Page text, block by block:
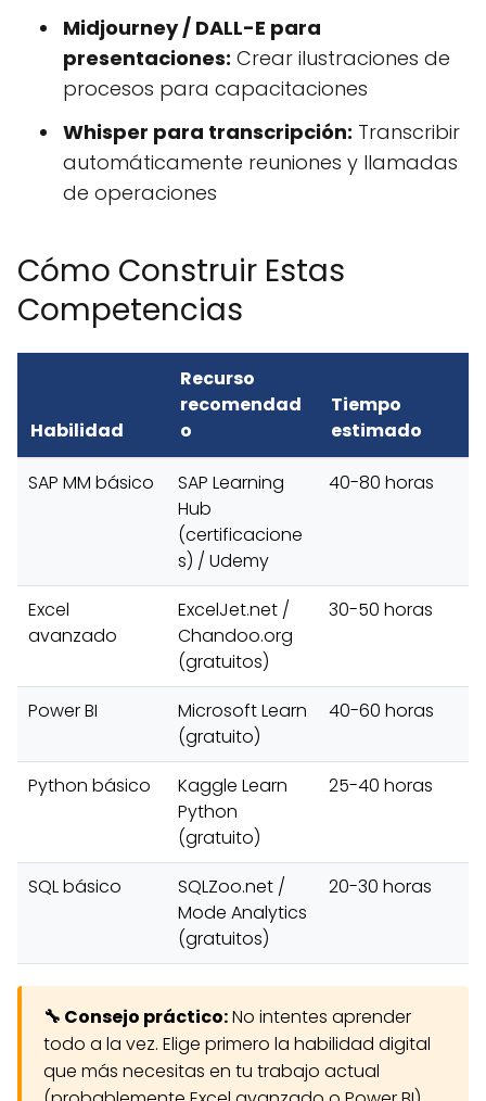
Midjourney / DALL-E para
presentaciones: Crear ilustraciones de
procesos para capacitaciones
Whisper para transcripción: Transcribir
automáticamente reuniones y llamadas
de operaciones
Cómo Construir Estas
Competencias
Habilidad
Recurso
recomendad
o
Tiempo
estimado
SAP MM básico
SAP Learning
Hub
(certificacione
s) / Udemy
40-80 horas
Excel
avanzado
ExcelJet.net /
Chandoo.org
(gratuitos)
30-50 horas
Power BI
Microsoft Learn
(gratuito)
40-60 horas
Python básico
Kaggle Learn
Python
(gratuito)
25-40 horas
SQL básico
SQLZoo.net /
Mode Analytics
(gratuitos)
20-30 horas
🔧 Consejo práctico:No intentes aprender
todo a la vez. Elige primero la habilidad digital
que más necesitas en tu trabajo actual